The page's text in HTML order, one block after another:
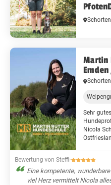
Martin
Sehr
Nicola
Bewertung von Steffi·
Eine kompetente,
viel Herz vermittelt Nicola